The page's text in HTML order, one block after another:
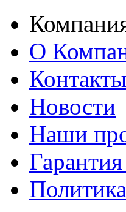
О
Контакты
Новости
Наши